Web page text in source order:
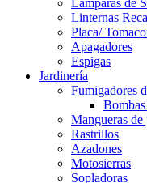
Lamparas de
Linternas
Placa/
Apagadores
Espigas
Jardinería
Fumigadores
Mangueras de
Rastrillos
Azadones
Motosierras
Sopladoras